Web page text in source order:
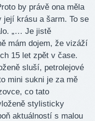
by právě ona měla
její krásu a šarm. To se
„… Je jistě
mám dojem, že vizáží
15 let zpět v čase.
sluší, petrolejové
mini sukni je za mě
co tato
stylisticky
aktuálností s malou